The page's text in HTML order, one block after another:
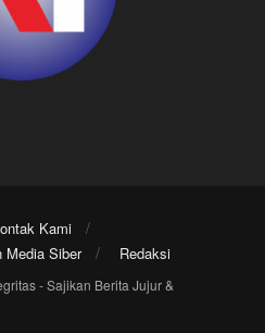
Kami
Media Siber Redaksi
- Sajikan Berita Jujur &